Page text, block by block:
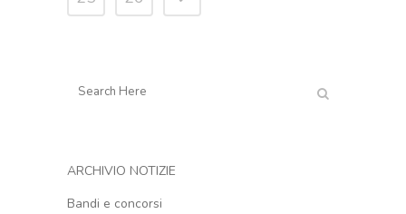
ARCHIVIO NOTIZIE
Bandi e concorsi